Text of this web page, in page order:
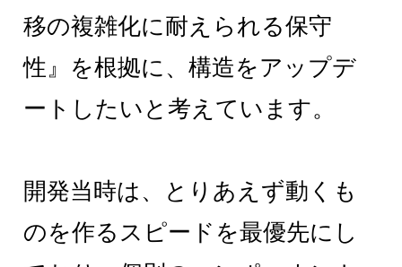
移の複雑化に耐えられる保守
性』を根拠に、構造をアップデ
ートしたいと考えています。
開発当時は、とりあえず動くも
のを作るスピードを最優先にし